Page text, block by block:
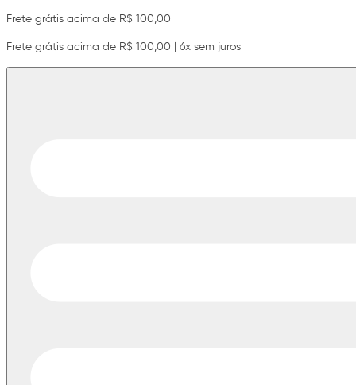
Frete grátis acima de R$ 100,00
Frete grátis acima de R$ 100,00 | 6x sem juros